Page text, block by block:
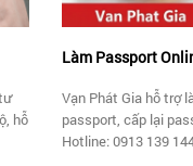
hỗ
Làm Passport
Vạn Phát Gia hỗ trợ
passport, cấp lại
Hotline: 0913 139